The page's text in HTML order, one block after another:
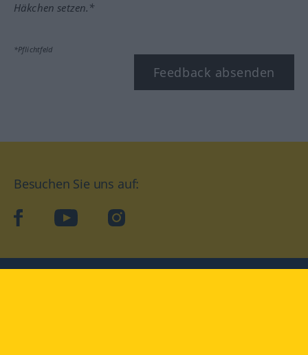
Häkchen setzen.*
*Pflichtfeld
Feedback absenden
Besuchen Sie uns auf:
facebook YouTube Instagram